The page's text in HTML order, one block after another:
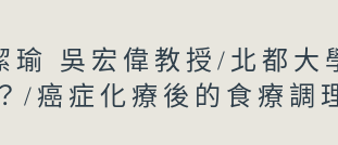
瑜 吳宏偉教授/北都大
/癌症化療後的食療調